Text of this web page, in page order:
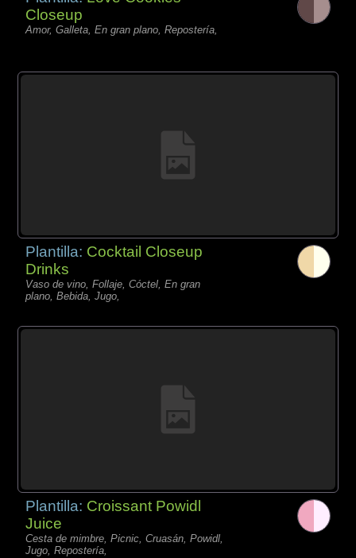
Closeup
Amor, Galleta, En gran plano, Repostería,
Plantilla: Cocktail Closeup
Drinks
Vaso de vino, Follaje, Cóctel, En gran
plano, Bebida, Jugo,
Plantilla: Croissant Powidl
Juice
Cesta de mimbre, Picnic, Cruasán, Powidl,
Jugo, Repostería,